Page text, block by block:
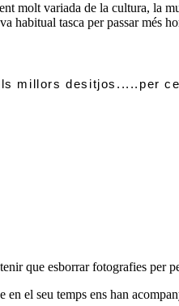
molt variada de la cultura, la
habitual tasca per passar més
millors desitjos.....per
que esborrar fotografies per
en el seu temps ens han